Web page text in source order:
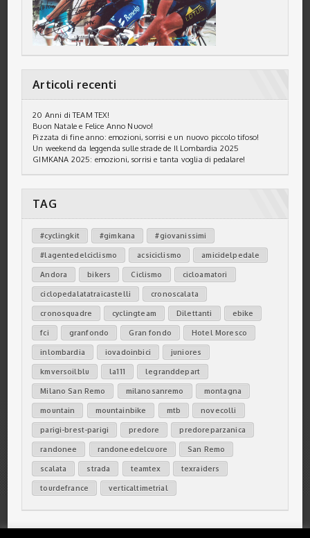
Articoli recenti
20 Anni di TEAM TEX!
Buon Natale e Felice Anno Nuovo!
Pizzata di fine anno: emozioni, sorrisi e un nuovo piccolo tifoso!
Un weekend da leggenda sulle strade de Il Lombardia 2025
GIMKANA 2025: emozioni, sorrisi e tanta voglia di pedalare!
TAG
#cyclingkit #gimkana #giovanissimi
#lagentedelciclismo acsiciclismo amicidelpedale
Andora bikers Ciclismo cicloamatori
ciclopedalatatraicastelli cronoscalata
cronosquadre cyclingteam Dilettanti ebike
fci granfondo Gran fondo Hotel Moresco
inlombardia iovadoinbici juniores
kmversoilblu la111 legranddepart
Milano San Remo milanosanremo montagna
mountain mountainbike mtb novecolli
parigi-brest-parigi predore predoreparzanica
randonee randoneedelcuore San Remo
scalata strada teamtex texraiders
tourdefrance verticaltimetrial